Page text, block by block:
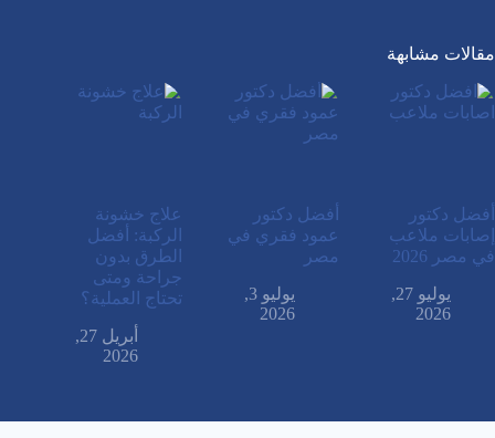
مقالات مشابهة
أفضل دكتور
إصابات ملاعب
في مصر 2026
يوليو 27,
2026
أفضل دكتور
عمود فقري في
مصر
يوليو 3,
2026
علاج خشونة
الركبة: أفضل
الطرق بدون
جراحة ومتى
تحتاج العملية؟
أبريل 27,
2026